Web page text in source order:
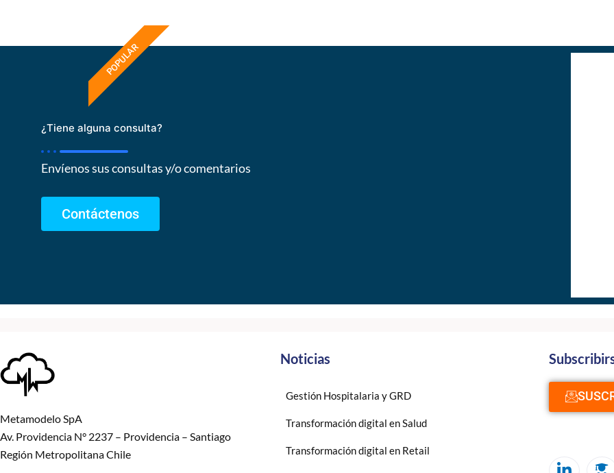
POPULAR
¿Tiene alguna consulta?
Envíenos sus consultas y/o comentarios
Contáctenos
Metamodelo SpA
Av. Providencia N° 2237 – Providencia – Santiago
Región Metropolitana Chile
Noticias
Gestión Hospitalaria y GRD
Transformación digital en Salud
Transformación digital en Retail